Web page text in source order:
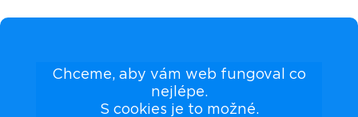
Chceme, aby vám web fungoval co
nejlépe.
S cookies je to možné.